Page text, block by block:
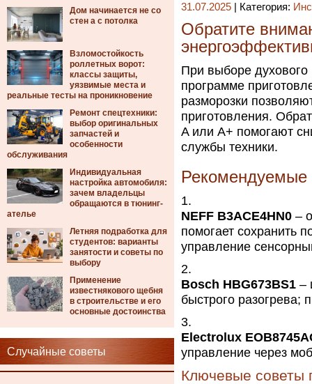
Дом начинается не со
стен а с потолка
Взломостойкость
роллетных ворот:
классы защиты,
уязвимые места и
реальные тесты на проникновение
Ремонт спецтехники:
выбор оригинальных
запчастей и
особенности
обслуживания
Индивидуальная
настройка автомобиля:
зачем владельцы
обращаются в тюнинг-
ателье
Летняя подработка для
студентов: варианты
занятости и советы по
выбору
Применение
известнякового щебня
в строительстве и его
основные достоинства
Случайные советы
31.07.2025 | Категория:
Обратите
При выборе
программе
разморозки
приготовления.
A или A+ помогают
службы техники.
Рекомендуемые
NEFF B3ACE4HN0 –
помогает сохранить
управление
Bosch HBG673BS1 –
быстрого разогрева;
Electrolux
управление через
Ключевые советы